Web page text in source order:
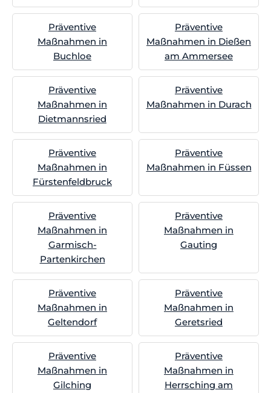
Präventive
Maßnahmen in
Buchloe
Präventive
Maßnahmen in Dießen
am Ammersee
Präventive
Maßnahmen in
Dietmannsried
Präventive
Maßnahmen in Durach
Präventive
Maßnahmen in
Fürstenfeldbruck
Präventive
Maßnahmen in Füssen
Präventive
Maßnahmen in
Garmisch-
Partenkirchen
Präventive
Maßnahmen in
Gauting
Präventive
Maßnahmen in
Geltendorf
Präventive
Maßnahmen in
Geretsried
Präventive
Maßnahmen in
Gilching
Präventive
Maßnahmen in
Herrsching am